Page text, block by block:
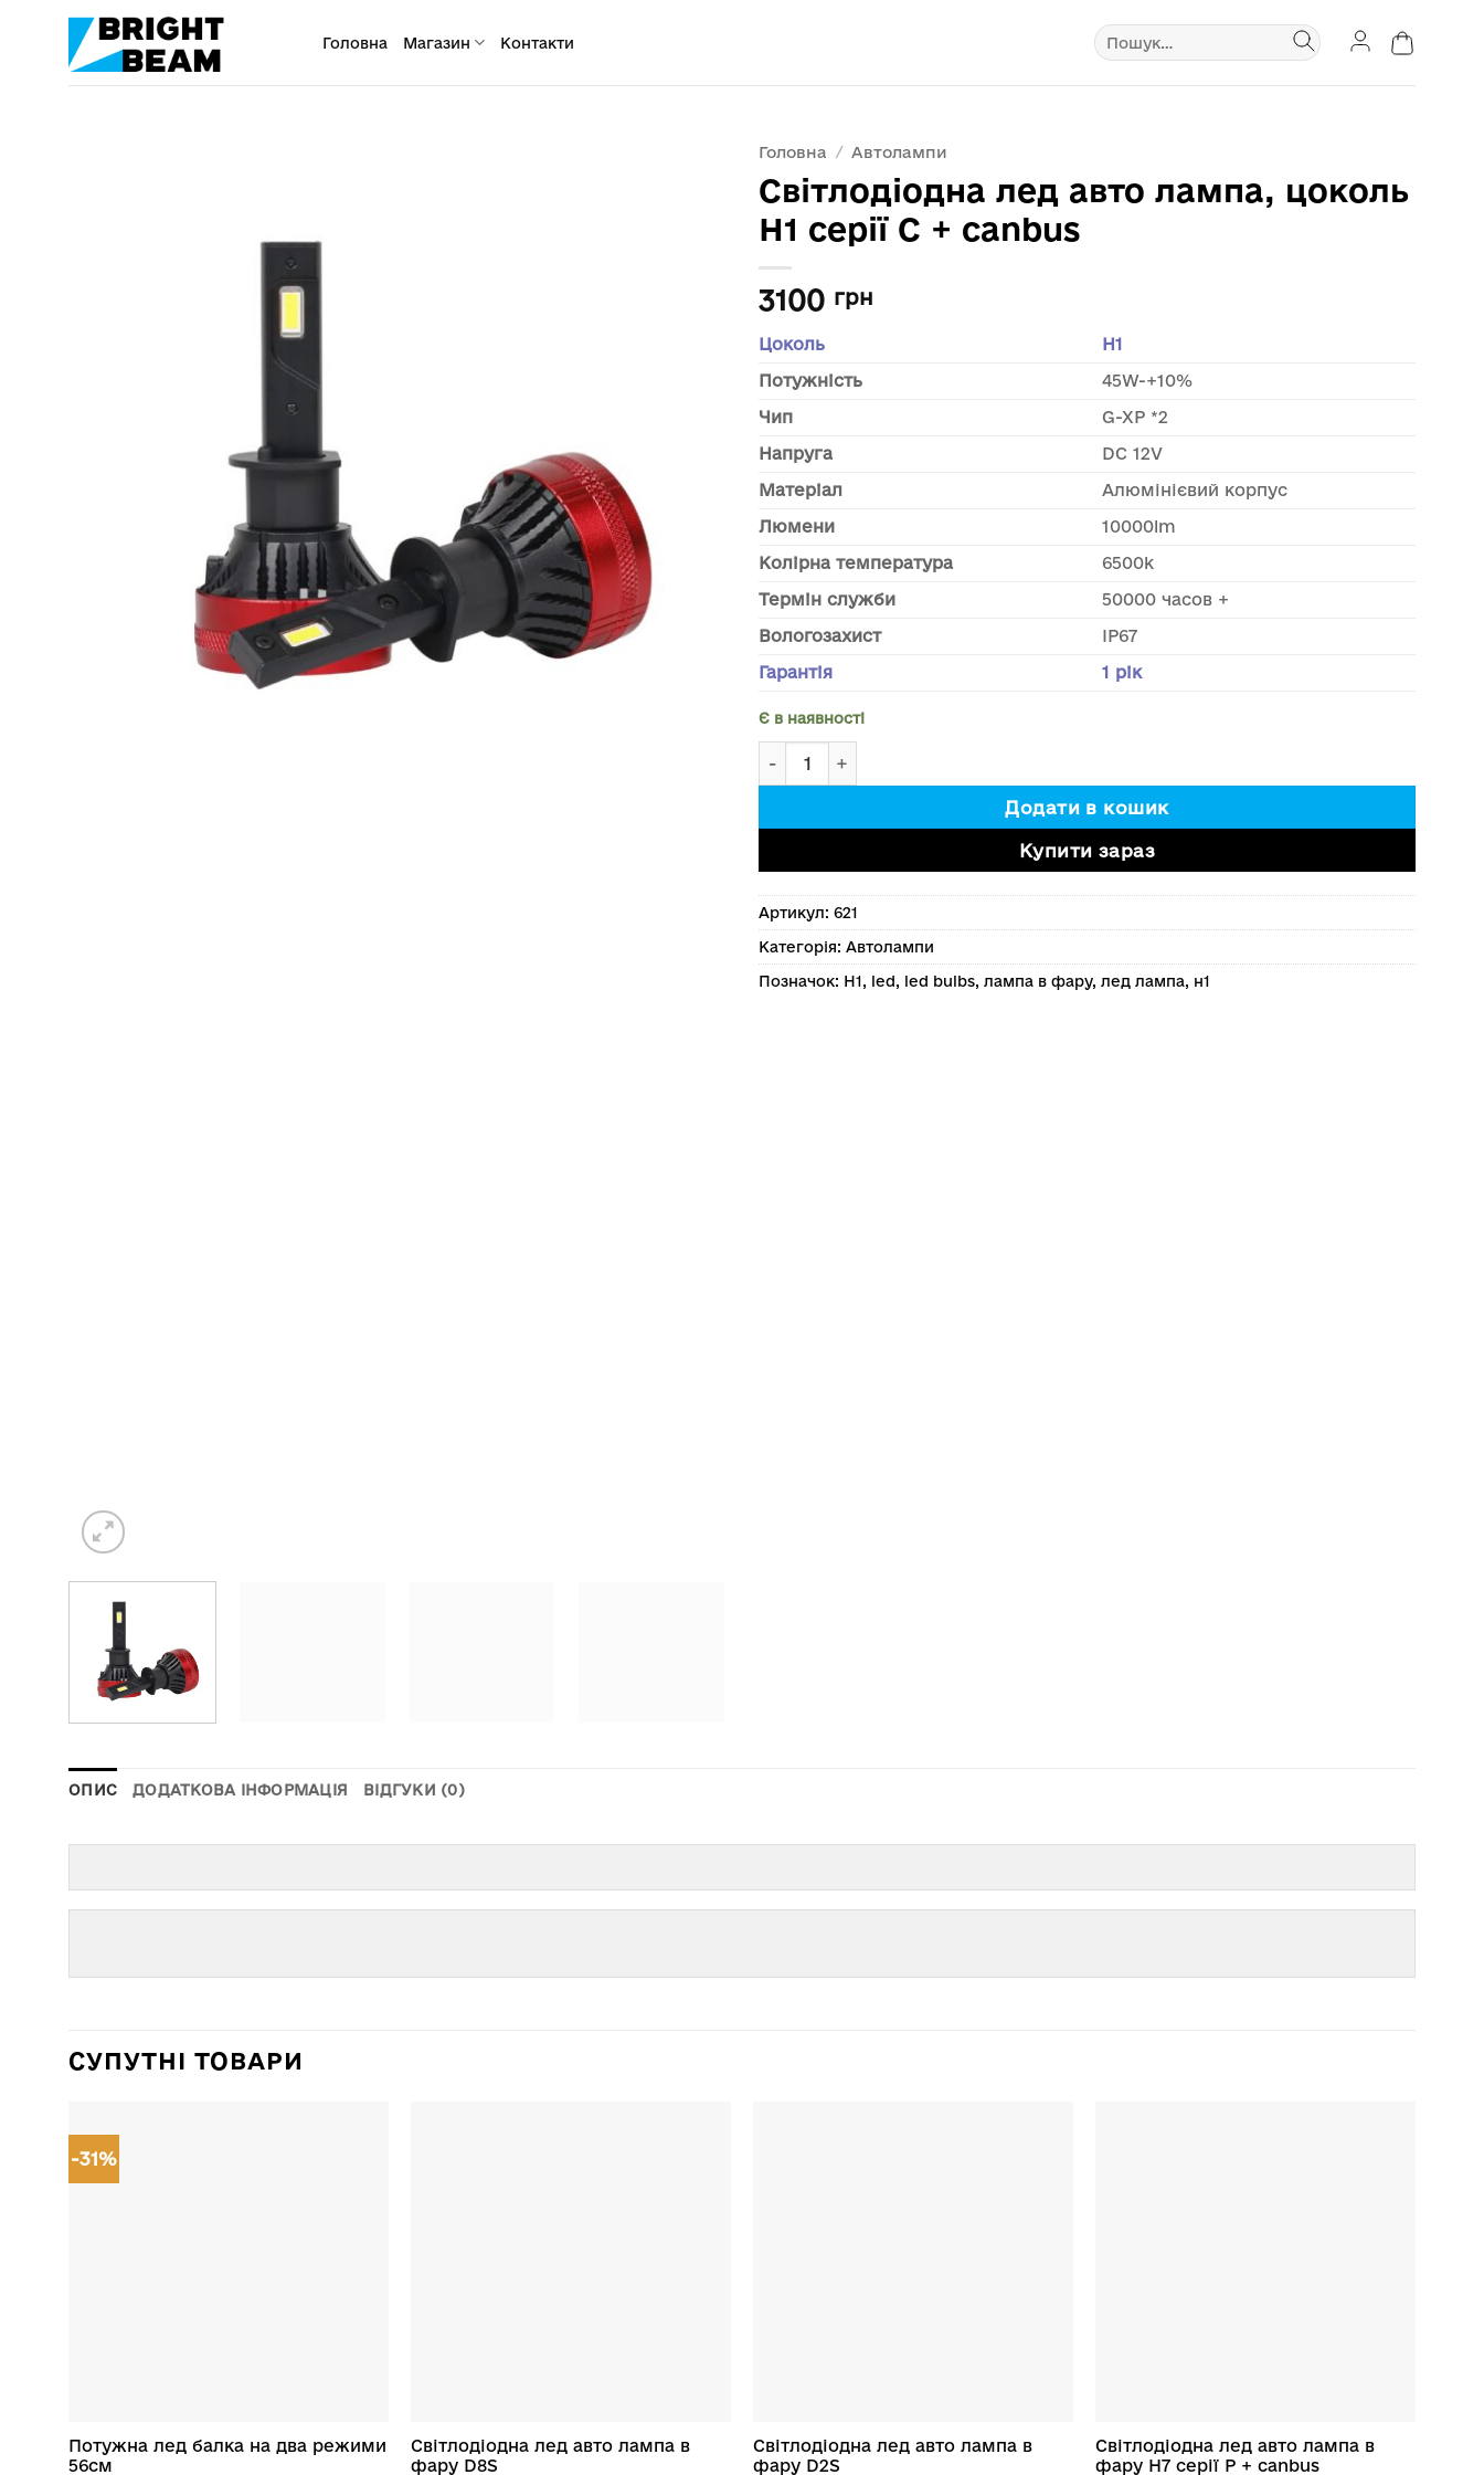
Пропустити
Головна Магазин Контакти
Шукати:
Головна / Автолампи
Світлодіодна лед авто лампа, цоколь
H1 серії С + canbus
3100 грн
Цоколь
H1
Потужність
45W-+10%
Чип
G-XP *2
Напруга
DC 12V
Матеріал
Алюмінієвий корпус
Люмени
10000lm
Колірна температура
6500k
Термін служби
50000 часов +
Вологозахист
IP67
Гарантія
1 рік
Є в наявності
Світлодіодна лед авто лампа, цоколь H1 серії С + canbus кількість
Додати в кошик
Купити зараз
Артикул: 621
Категорія: Автолампи
Позначок: H1, led, led bulbs, лампа в фару, лед лампа, н1
ОПИС ДОДАТКОВА ІНФОРМАЦІЯ ВІДГУКИ (0)
СУПУТНІ ТОВАРИ
-31%
Потужна лед балка на два режими
56см
Світлодіодна лед авто лампа в
фару D8S
Світлодіодна лед авто лампа в
фару D2S
Світлодіодна лед авто лампа в
фару H7 серії P + canbus